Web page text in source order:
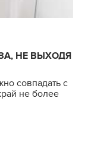
НЕ ВЫХОДЯ
совпадать с
не более